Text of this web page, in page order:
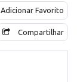
Adicionar Favorito
Compartilhar